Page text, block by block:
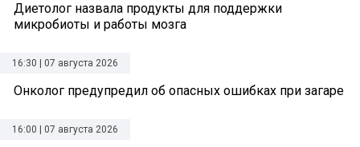
Диетолог назвала продукты для поддержки
микробиоты и работы мозга
16:30 | 07 августа 2026
Онколог предупредил об опасных ошибках при загаре
16:00 | 07 августа 2026